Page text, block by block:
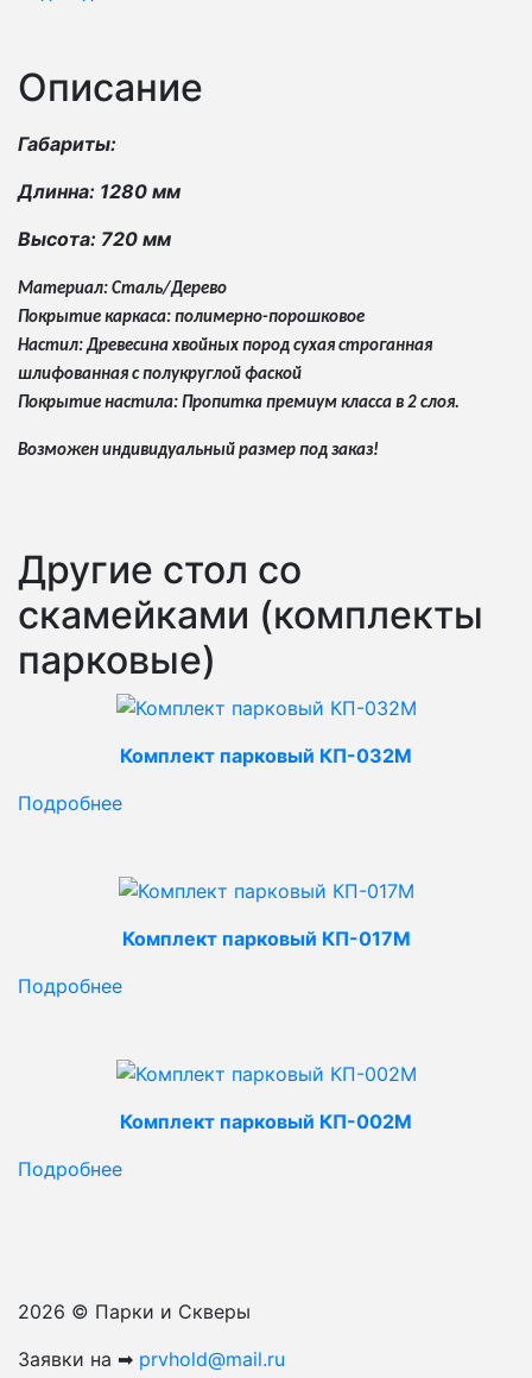
Описание
Габариты:
Длинна: 1280 мм
Высота: 720 мм
Материал: Сталь/Дерево
Покрытие каркаса: полимерно-порошковое
Настил: Древесина хвойных пород сухая строганная
шлифованная с полукруглой фаской
Покрытие настила: Пропитка премиум класса в 2 слоя.
Возможен индивидуальный размер под заказ!
Другие стол со
скамейками (комплекты
парковые)
Комплект парковый КП-032М
Подробнее
Комплект парковый КП-017М
Подробнее
Комплект парковый КП-002М
Подробнее
2026 © Парки и Скверы
Заявки на ➡ prvhold@mail.ru